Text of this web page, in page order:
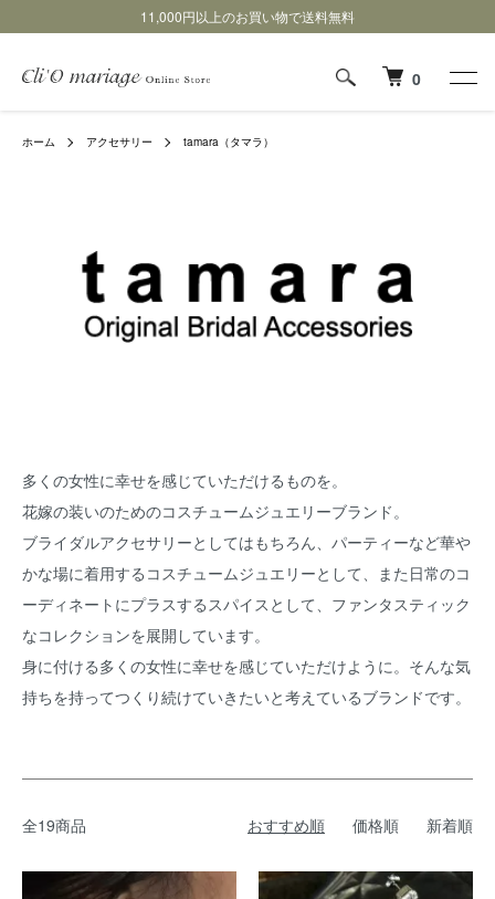
11,000円以上のお買い物で送料無料
0
ホーム アクセサリー tamara（タマラ）
多くの女性に幸せを感じていただけるものを。
花嫁の装いのためのコスチュームジュエリーブランド。
ブライダルアクセサリーとしてはもちろん、パーティーなど華や
かな場に着用するコスチュームジュエリーとして、また日常のコ
ーディネートにプラスするスパイスとして、ファンタスティック
なコレクションを展開しています。
身に付ける多くの女性に幸せを感じていただけように。そんな気
持ちを持ってつくり続けていきたいと考えているブランドです。
全19商品 おすすめ順 価格順 新着順